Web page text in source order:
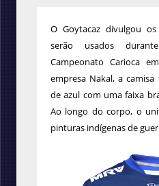
O Goytacaz divulgou
serão usados
Campeonato Carioca
empresa Nakal, a
de azul com uma faixa
Ao longo do corpo, o
pinturas indígenas de